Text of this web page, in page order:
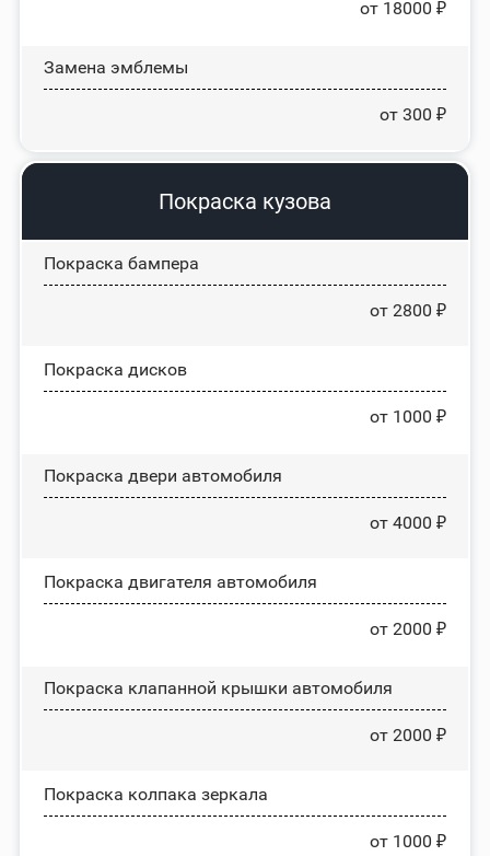
от 18000 ₽
Замена эмблемы
от 300 ₽
Покраска кузова
Покраска бампера
от 2800 ₽
Покраска дисков
от 1000 ₽
Покраска двери автомобиля
от 4000 ₽
Покраска двигателя автомобиля
от 2000 ₽
Покраска клапанной крышки автомобиля
от 2000 ₽
Покраска колпака зеркала
от 1000 ₽